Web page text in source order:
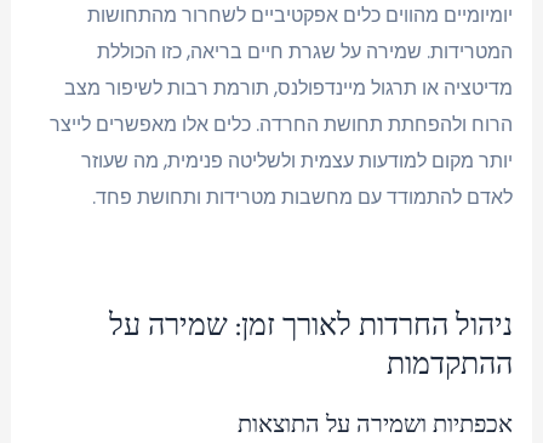
יומיומיים מהווים כלים אפקטיביים לשחרור מהתחושות
המטרידות. שמירה על שגרת חיים בריאה, כזו הכוללת
מדיטציה או תרגול מיינדפולנס, תורמת רבות לשיפור מצב
הרוח ולהפחתת תחושת החרדה. כלים אלו מאפשרים לייצר
יותר מקום למודעות עצמית ולשליטה פנימית, מה שעוזר
לאדם להתמודד עם מחשבות מטרידות ותחושת פחד.
ניהול החרדות לאורך זמן: שמירה על
ההתקדמות
אכפתיות ושמירה על התוצאות